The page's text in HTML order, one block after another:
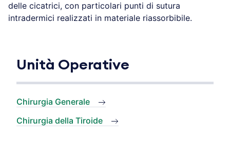
delle cicatrici, con particolari punti di sutura
intradermici realizzati in materiale riassorbibile.
Unità Operative
Chirurgia Generale
Chirurgia della Tiroide